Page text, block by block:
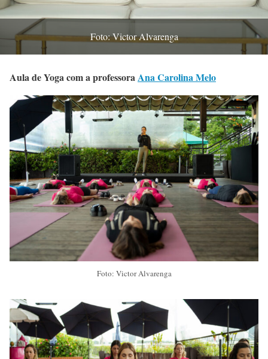
Foto: Victor Alvarenga
Aula de Yoga com a professoraAna Carolina Melo
Foto: Victor Alvarenga